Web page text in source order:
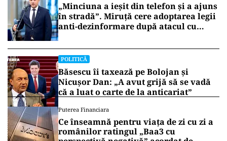
„Minciuna a ieșit din telefon și a ajuns
în stradă”. Miruță cere adoptarea legii
anti-dezinformare după atacul cu
POLITICĂ
Băsescu îi taxează pe Bolojan și
Nicușor Dan: „A avut grijă să se vadă
că a luat o carte de la anticariat”
Puterea Financiara
Ce înseamnă pentru viața de zi cu zi a
românilor ratingul „Baa3 cu